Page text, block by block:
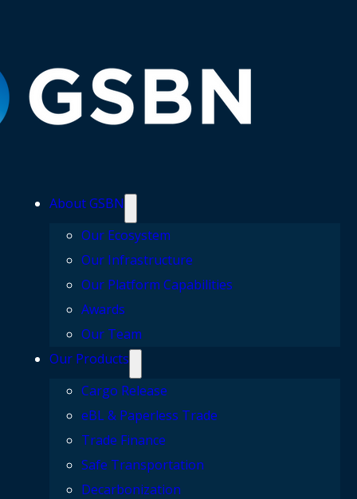
About GSBN
Our Ecosystem
Our Infrastructure
Our Platform Capabilities
Awards
Our Team
Our Products
Cargo Release
eBL & Paperless Trade
Trade Finance
Safe Transportation
Decarbonization